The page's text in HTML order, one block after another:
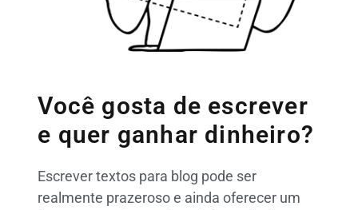
Você gosta de escrever
e quer ganhar dinheiro?
Escrever textos para blog pode ser
realmente prazeroso e ainda oferecer um